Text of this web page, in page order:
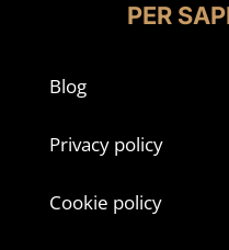
PER
Blog
Privacy policy
Cookie policy